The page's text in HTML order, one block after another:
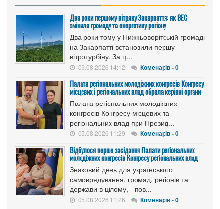
Два роки першому вітряку Закарпаття: як ВЕС
змінила громаду та енергетику регіону
Два роки тому у Нижньоворітській громаді
на Закарпатті встановили першу
вітротурбіну. За ц...
06.08.2026 14:12 Коменарів - 0
Палата регіональних молодіжних конгресів Конгресу
місцевих і регіональних влад обрала керівні органи
Палата регіональних молодіжних
конгресів Конгресу місцевих та
регіональних влад при Презид...
05.08.2026 11:29 Коменарів - 0
Відбулося перше засідання Палати регіональних
молодіжних конгресів Конгресу регіональних влад
Знаковий день для українського
самоврядування, громад, регіонів та
держави в цілому, - пов...
05.08.2026 11:26 Коменарів - 0